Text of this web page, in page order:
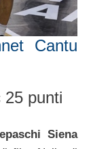
Cantu
25 punti
Siena